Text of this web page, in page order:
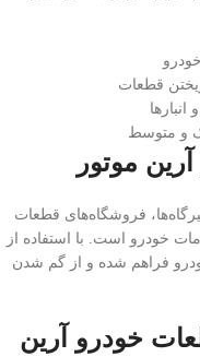
قطعات
و متوسط
موتور
فروشگاه‌های قطعات
خودرو است. با استفاده از
فراهم شده و از گم شدن
خودرو آرین